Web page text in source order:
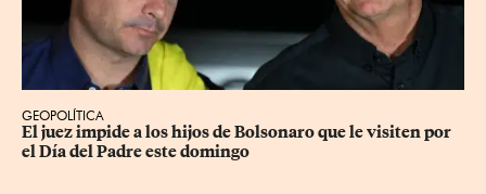
GEOPOLÍTICA
El juez impide a los hijos de Bolsonaro que le visiten por
el Día del Padre este domingo